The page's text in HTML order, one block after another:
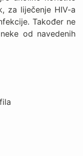
za liječenje HIV-a
Također ne
od navedenih